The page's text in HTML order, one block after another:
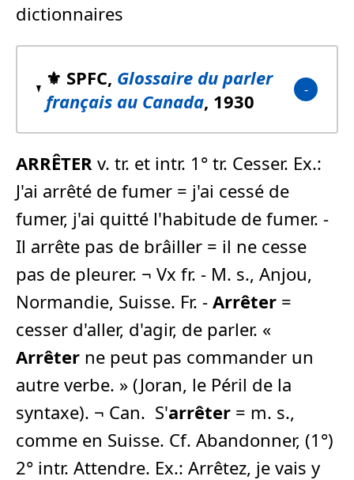
dictionnaires
⚜️ SPFC, Glossaire du parler
français au Canada, 1930
ARRÊTER v. tr. et intr. 1° tr. Cesser. Ex.:
J'ai arrêté de fumer = j'ai cessé de
fumer, j'ai quitté l'habitude de fumer. -
Il arrête pas de brâiller = il ne cesse
pas de pleurer. ¬ Vx fr. - M. s., Anjou,
Normandie, Suisse. Fr. - Arrêter =
cesser d'aller, d'agir, de parler. «
Arrêter ne peut pas commander un
autre verbe. » (Joran, le Péril de la
syntaxe). ¬ Can.  S'arrêter = m. s.,
comme en Suisse. Cf. Abandonner, (1°)
2° intr. Attendre. Ex.: Arrêtez, je vais y